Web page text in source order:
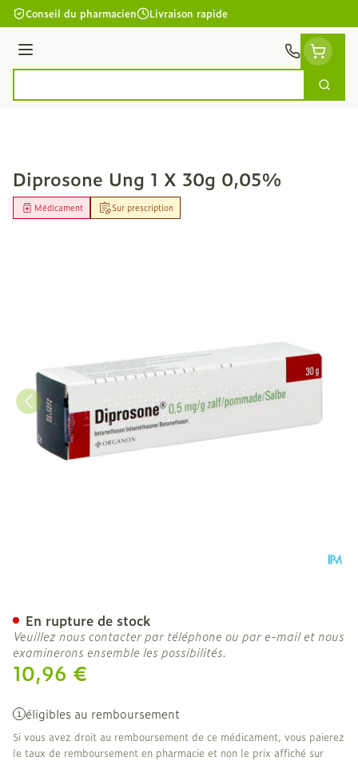
Aller au contenu
Conseil du pharmacien Livraison rapide
Menu
Diprosone Ung 1 X 30g 0,05%
Sur prescription
Médicament
10,96 €
éligibles au remboursement
Si vous avez droit au remboursement de ce médicament, vous paierez
le taux de remboursement en pharmacie et non le prix affiché sur
En rupture de stock
Veuillez nous contacter par téléphone ou par e-mail et nous
examinerons ensemble les possibilités.